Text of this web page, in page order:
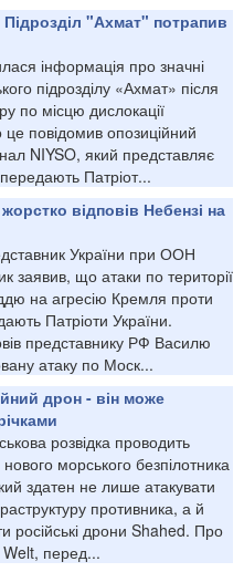
"Ахмат" потрапив
інформація про значні
підрозділу «Ахмат» після
по місцю дислокації
це повідомив опозиційний
NIYSO, який представляє
передають Патріот...
відповів Небензі на
України при ООН
заявив, що атаки по території
на агресію Кремля проти
Патріоти України.
представнику РФ Василю
атаку по Моск...
дрон - він може
розвідка проводить
морського безпілотника
здатен не лише атакувати
противника, а й
російські дрони Shahed. Про
Welt, перед...